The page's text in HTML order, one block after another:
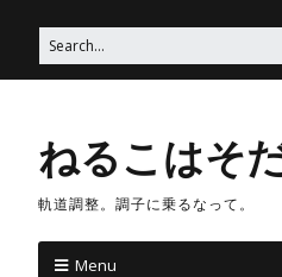
ねるこはそ
軌道調整。調子に乗るなって。
Menu